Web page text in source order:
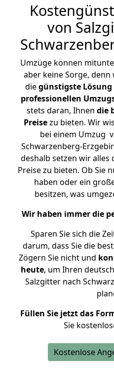
von
Umzüge können
aber keine Sorge,
diegünstigste Lösung
professionellen
stets daran, Ihnen die
Preisezu bieten. Wir
bei einem Umzug
Schwarzenberg-
deshalb setzen wir alles
Preise zu bieten. Ob Sie
haben oder ein
besitzen, was
Wir haben immer die
Sparen Sie sich die
darum, dass Sie die
Zögern Sie nicht und
heute, um Ihren
Salzgitter nach
Füllen Sie jetzt das
Sie
Kostenlose